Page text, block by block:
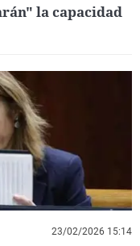
la capacidad
23/02/2026 15:14